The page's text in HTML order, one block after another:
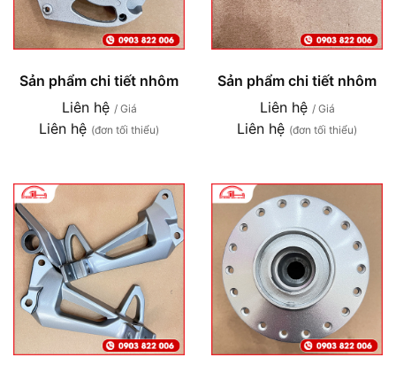
Sản phẩm chi tiết nhôm
Liên hệ / Giá
Liên hệ (đơn tối thiểu)
Sản phẩm chi tiết nhôm
Liên hệ / Giá
Liên hệ (đơn tối thiểu)